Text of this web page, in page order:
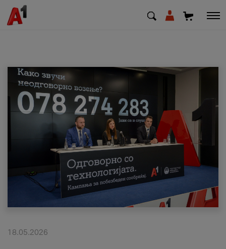
МК EN SQ
Деловни
Поддршка
Надополни кредит
18.05.2026